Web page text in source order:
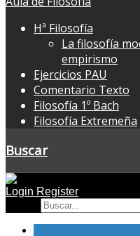
Hª Filosofía
La filosofía
empirismo
Ejercicios PAU
Comentario Texto
Filosofía 1º Bach
Filosofía Extremeña
Buscar
Login Register